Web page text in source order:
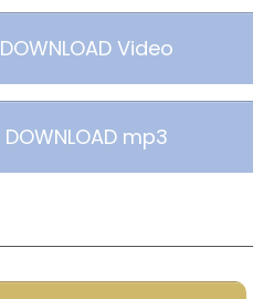
DOWNLOAD Video
DOWNLOAD mp3